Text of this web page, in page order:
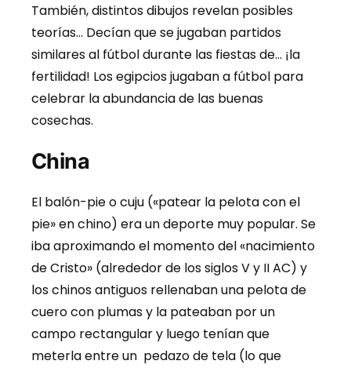
También, distintos dibujos revelan posibles
teorías… Decían que se jugaban partidos
similares al fútbol durante las fiestas de… ¡la
fertilidad! Los egipcios jugaban a fútbol para
celebrar la abundancia de las buenas
cosechas.
China
El balón-pie o cuju («patear la pelota con el
pie» en chino) era un deporte muy popular. Se
iba aproximando el momento del «nacimiento
de Cristo» (alrededor de los siglos V y II AC) y
los chinos antiguos rellenaban una pelota de
cuero con plumas y la pateaban por un
campo rectangular y luego tenían que
meterla entre un pedazo de tela (lo que